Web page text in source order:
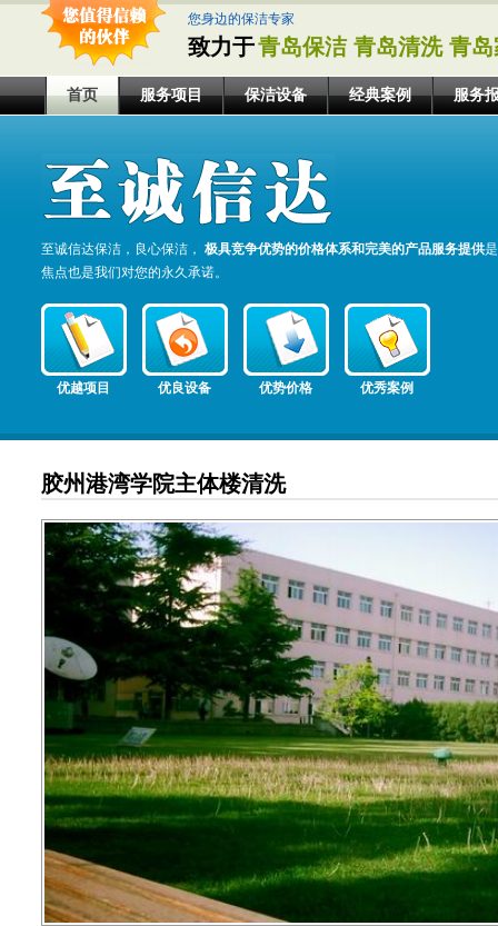
致力于青岛保洁 青岛清洗 青
您身边的保洁专家
首页 服务项目 保洁设备 经典案例 服务
至诚信达保洁，良心保洁， 极具竞争优势的价格体系和完美的产品服务提供
焦点也是我们对您的永久承诺。
优越项目 优良设备 优势价格 优秀案例
胶州港湾学院主体楼清洗